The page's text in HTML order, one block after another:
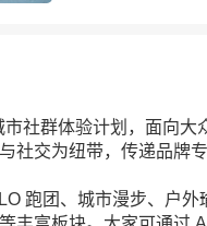
社群体验计划，面向大
社交为纽带，传递品牌
跑团、城市漫步、户外